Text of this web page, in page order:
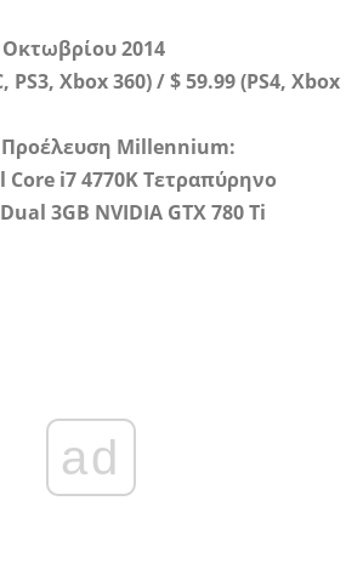
2014
PS3, Xbox 360) / $ 59.99 (PS4, Xbox
Millennium:
i7 4770K Τετραπύρηνο
3GB NVIDIA GTX 780 Ti
ad